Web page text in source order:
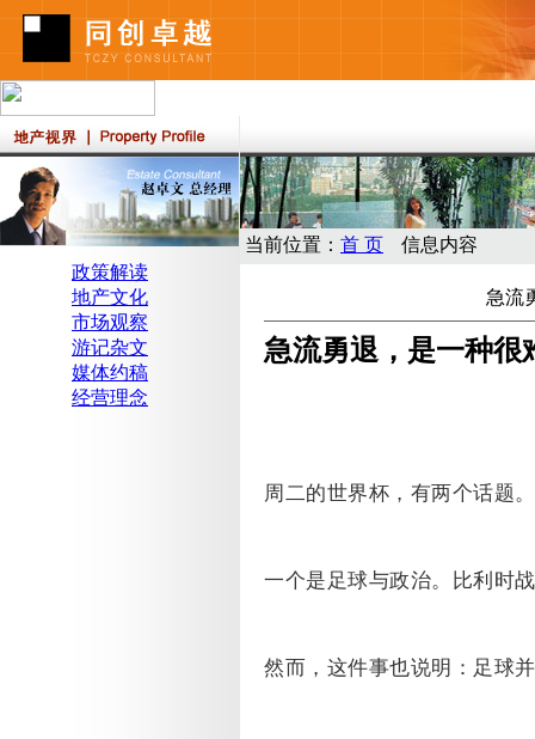
政策解读
地产文化
市场观察
游记杂文
媒体约稿
经营理念
当前位置： 首 页 信息内容
急流
急流勇退，是一种很
周二的世界杯，有两个话题。
一个是足球与政治。比利时
然而，这件事也说明：足球